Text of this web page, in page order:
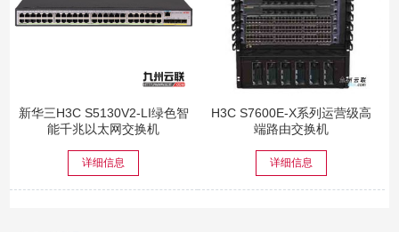
新华三H3C S5130V2-LI绿色智
能千兆以太网交换机
详细信息
H3C S7600E-X系列运营级高
端路由交换机
详细信息